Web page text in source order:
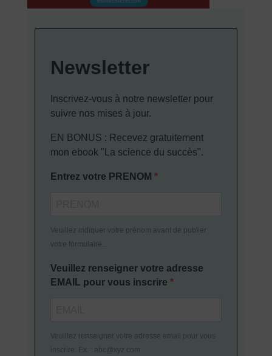
Newsletter
Inscrivez-vous à notre newsletter pour
suivre nos mises à jour.
EN BONUS : Recevez gratuitement
mon ebook "La science du succès".
Entrez votre PRENOM
Veuillez indiquer votre prénom avant de publier
votre formulaire..
Veuillez renseigner votre adresse
EMAIL pour vous inscrire
Veuillez renseigner votre adresse email pour vous
inscrire. Ex. : abc@xyz.com